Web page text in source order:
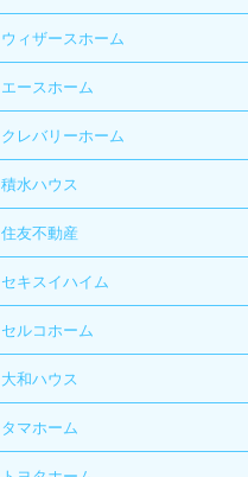
ウィザースホーム
エースホーム
クレバリーホーム
積水ハウス
住友不動産
セキスイハイム
セルコホーム
大和ハウス
タマホーム